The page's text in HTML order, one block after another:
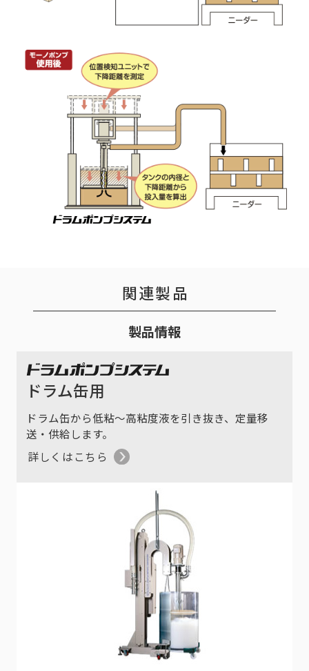
関連製品
製品情報
ドラム缶用
ドラム缶から低粘～高粘度液を引き抜き、定量移
送・供給します。
詳しくはこちら